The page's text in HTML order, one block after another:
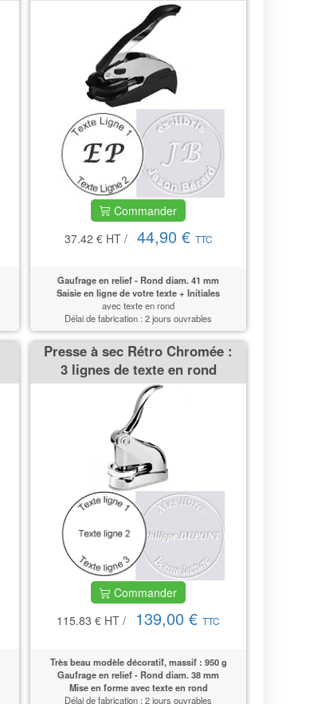
Commander
37.42 € HT/ 44,90 € TTC
Gaufrage en relief - Rond diam. 41 mm
Saisie en ligne de votre texte + Initiales
avec texte en rond
Délai de fabrication : 2 jours ouvrables
Presse à sec Rétro Chromée :
3 lignes de texte en rond
Commander
115.83 € HT / 139,00 € TTC
Très beau modèle décoratif, massif : 950 g
Gaufrage en relief - Rond diam. 38 mm
Mise en forme avec texte en rond
Délai de fabrication : 2 jours ouvrables